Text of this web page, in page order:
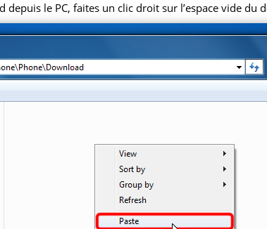
le PC, faites un clic droit sur l’espace vide du